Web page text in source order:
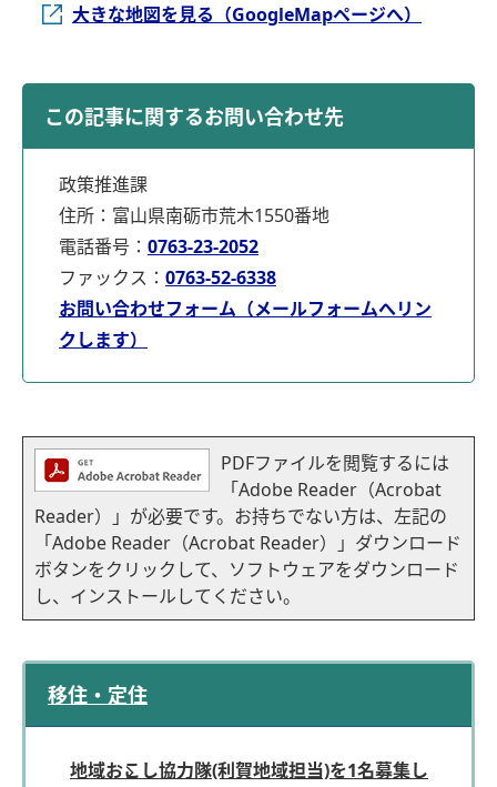
大きな地図を見る（GoogleMapページへ）
この記事に関するお問い合わせ先
政策推進課
住所：富山県南砺市荒木1550番地
電話番号： 0763-23-2052
ファックス： 0763-52-6338
お問い合わせフォーム（メールフォームへリン
クします）
PDFファイルを閲覧するには
「Adobe Reader（Acrobat
Reader）」が必要です。お持ちでない方は、左記の
「Adobe Reader（Acrobat Reader）」ダウンロード
ボタンをクリックして、ソフトウェアをダウンロード
し、インストールしてください。
移住・定住
地域おこし協力隊(利賀地域担当)を1名募集し